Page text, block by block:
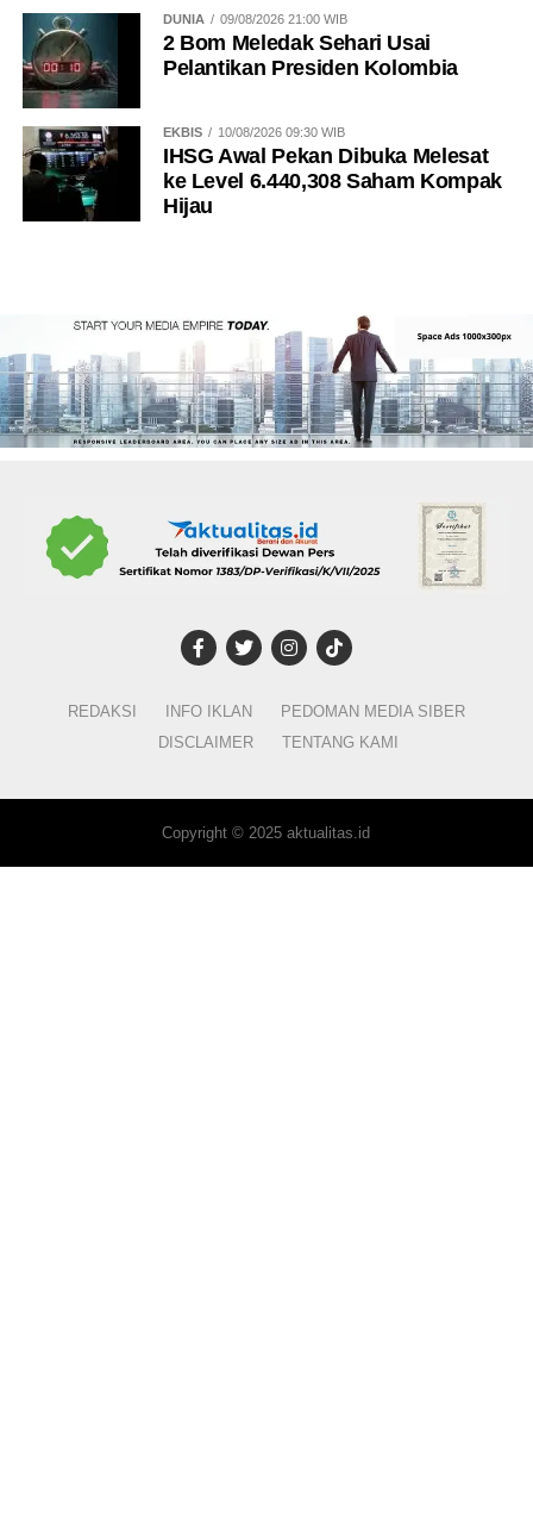
DUNIA 09/08/2026 21:00 WIB
2 Bom Meledak Sehari Usai
Pelantikan Presiden Kolombia
EKBIS 10/08/2026 09:30 WIB
IHSG Awal Pekan Dibuka Melesat
ke Level 6.440,308 Saham Kompak
Hijau
REDAKSI INFO IKLAN
PEDOMAN MEDIA SIBER
DISCLAIMER
TENTANG KAMI
Copyright © 2025 aktualitas.id